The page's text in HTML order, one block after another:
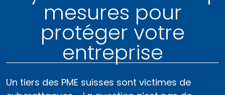
mesures pour
protéger votre
entreprise
Un tiers des PME suisses sont victimes de